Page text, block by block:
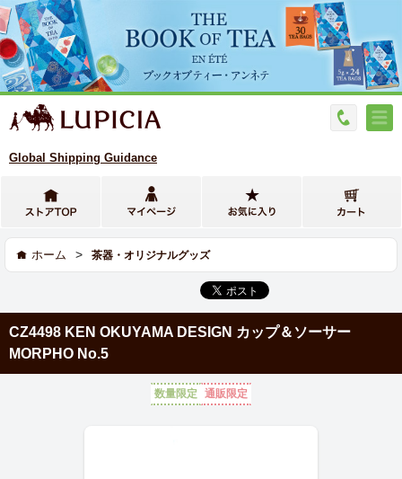
Global Shipping Guidance
ホーム > 茶器・オリジナルグッズ
CZ4498 KEN OKUYAMA DESIGN カップ＆ソーサー
MORPHO No.5
数量限定 通販限定